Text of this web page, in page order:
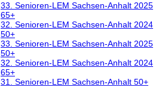
33. Senioren-LEM Sachsen-Anhalt 2025
65+
32. Senioren-LEM Sachsen-Anhalt 2024
50+
33. Senioren-LEM Sachsen-Anhalt 2025
50+
32. Senioren-LEM Sachsen-Anhalt 2024
65+
31. Senioren-LEM Sachsen-Anhalt 50+